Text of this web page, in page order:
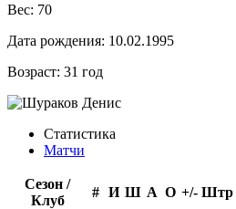
Вес: 70
Дата рождения: 10.02.1995
Возраст: 31 год
Статистика
Матчи
Сезон /
Клуб
# И Ш А О +/- Штр